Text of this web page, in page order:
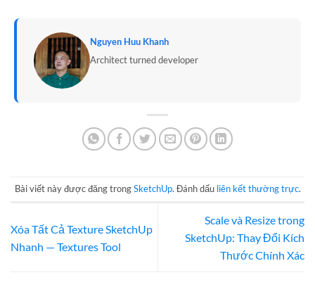
Nguyen Huu Khanh
Architect turned developer
Bài viết này được đăng trongSketchUp. Đánh dấu liên kết thường trực.
Xóa Tất Cả Texture SketchUp
Nhanh — Textures Tool
Scale và Resize trong
SketchUp: Thay Đổi Kích
Thước Chính Xác